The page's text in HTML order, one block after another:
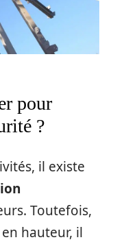
pour
?
il existe
Toutefois,
hauteur, il